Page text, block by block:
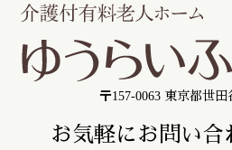
〒157-0063 東京都世田
お気軽にお問い合